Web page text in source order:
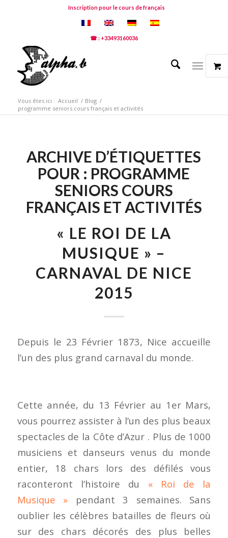
Inscription pour le cours de français
☎ : +33493160036
Vous êtes ici : Accueil / Blog /
programme seniors cours français et activités
ARCHIVE D’ÉTIQUETTES
POUR : PROGRAMME
SENIORS COURS
FRANÇAIS ET ACTIVITÉS
« LE ROI DE LA
MUSIQUE » –
CARNAVAL DE NICE
2015
Depuis le 23 Février 1873, Nice accueille
l’un des plus grand carnaval du monde.
Cette année, du 13 Février au 1er Mars,
vous pourrez assister à l’un des plus beaux
spectacles de la Côte d’Azur . Plus de 1000
musiciens et danseurs venus du monde
entier, 18 chars lors des défilés vous
raconteront l’histoire du « Roi de la
Musique » pendant 3 semaines. Sans
oublier les célèbres batailles de fleurs où
sur des chars décorés des plus belles